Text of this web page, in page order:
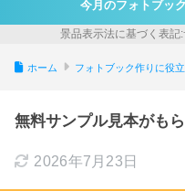
今月のフォトブッ
ホーム フォトブック作りに役
無料サンプル見本がも
2026年7月23日